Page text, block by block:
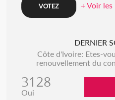
+ Voir
DERNIER
Côte d'Ivoire: Etes-
renouvellement du
3128
Oui